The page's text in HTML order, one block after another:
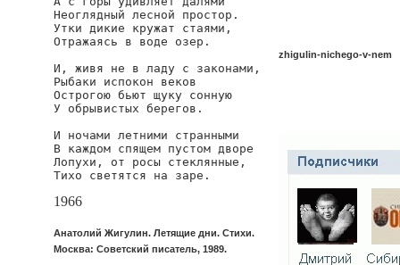
Неоглядный лесной простор.
Утки дикие кружат стаями,
Отражаясь в воде озер.
И, живя не в ладу с законами,
Рыбаки испокон веков
Острогою бьют щуку сонную
У обрывистых берегов.
И ночами летними странными
В каждом спящем пустом дворе
Лопухи, от росы стеклянные,
Тихо светятся на заре.
1966
Анатолий Жигулин. Летящие дни. Стихи.
Москва: Советский писатель, 1989.
zhigulin-nichego-v-nem